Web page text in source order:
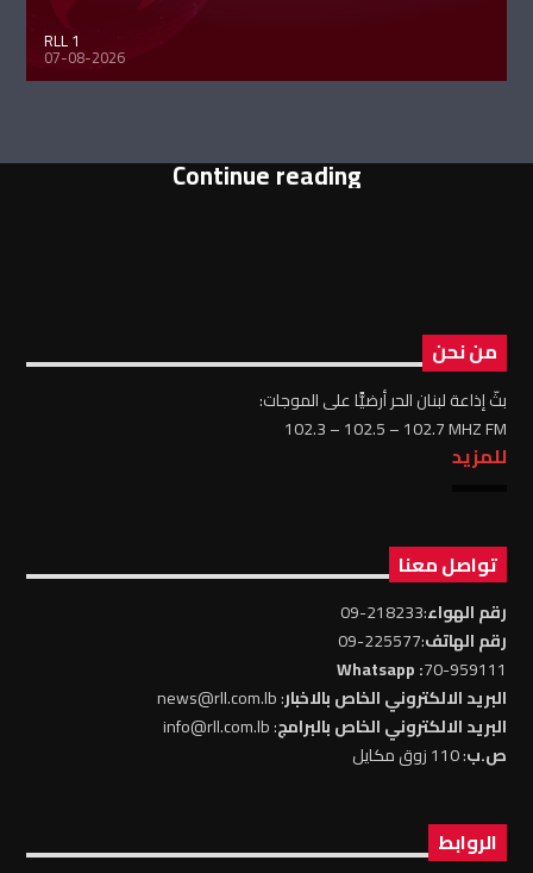
RLL 1
07-08-2026
Continue reading
من نحن
بثّ إذاعة لبنان الحر أرضيًّا على الموجات:
102.3 – 102.5 – 102.7 MHZ FM
للمزيد
تواصل معنا
رقم الهواء:218233-09
رقم الهاتف:225577-09
70-959111
: Whatsapp
البريد الالكتروني الخاص بالاخبار: news@rll.com.lb
البريد الالكتروني الخاص بالبرامج: info@rll.com.lb
ص.ب: 110 زوق مكايل
الروابط